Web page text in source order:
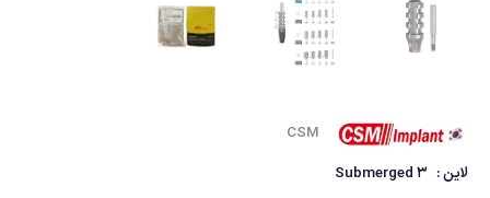
CSM
لاین : Submerged 3